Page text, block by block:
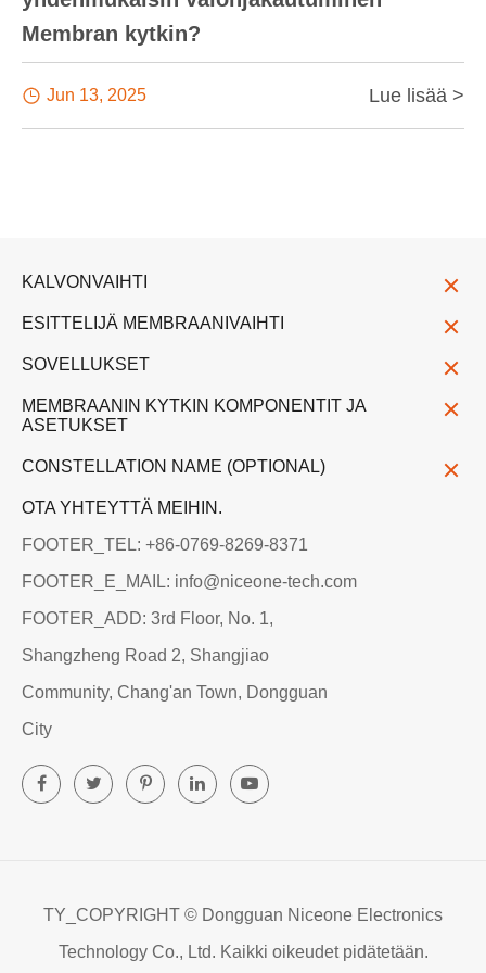
Membran kytkin?
 Jun 13, 2025 Lue lisää >
KALVONVAIHTI
ESITTELIJÄ MEMBRAANIVAIHTI
SOVELLUKSET
MEMBRAANIN KYTKIN KOMPONENTIT JA
ASETUKSET
CONSTELLATION NAME (OPTIONAL)
OTA YHTEYTTÄ MEIHIN.
FOOTER_TEL: +86-0769-8269-8371
FOOTER_E_MAIL: info@niceone-tech.com
FOOTER_ADD: 3rd Floor, No. 1,
Shangzheng Road 2, Shangjiao
Community, Chang'an Town, Dongguan
City
TY_COPYRIGHT © Dongguan Niceone Electronics
Technology Co., Ltd. Kaikki oikeudet pidätetään.